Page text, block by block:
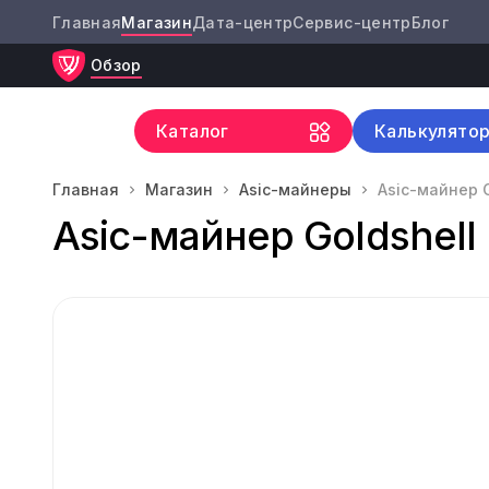
ГлавнаяМагазинДата-центрСервис-центрБлог
Обзор
Каталог
Главная Магазин Asic-майнеры Asic-майнер
Asic-майнер Goldshell